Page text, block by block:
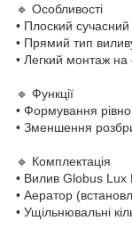
🔹 Особливості
• Плоский
• Прямий тип
• Легкий монтаж на
🔹 Функції
• Формування
• Зменшення
🔹 Комплектація
• Вилив Globus Lux
• Аератор
• Ущільнювальні